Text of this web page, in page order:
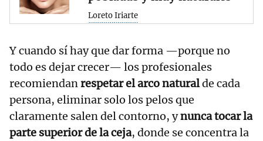
Loreto Iriarte
Y cuando sí hay que dar forma —porque no
todo es dejar crecer— los profesionales
recomiendanrespetar el arco naturalde cada
persona, eliminar solo los pelos que
claramente salen del contorno, ynunca tocar la
parte superior de la ceja, donde se concentra la